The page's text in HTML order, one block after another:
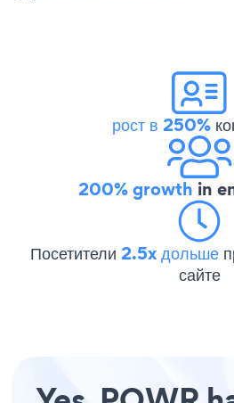
рост в 250%
200% growth in
Посетители 2.5x дольше
сайте